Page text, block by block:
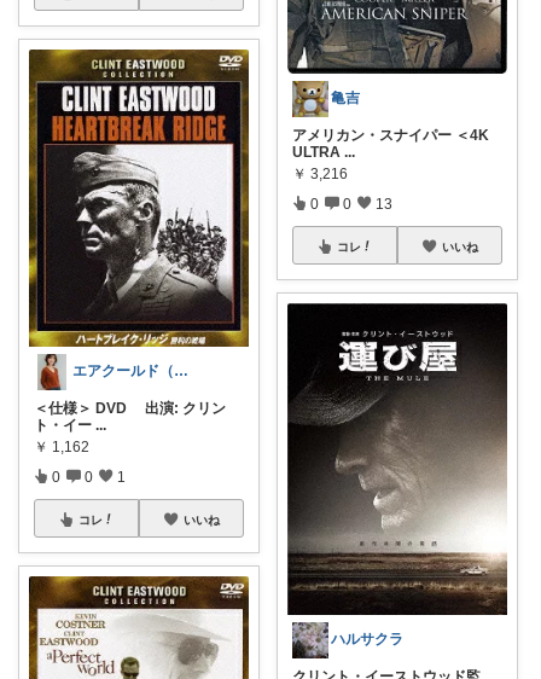
エアクールド（日用品、雑貨紹介）
＜仕様＞ DVD 出演: クリン
ト・イー ...
￥ 1,162
0 0 1
コレ いいね
亀吉
アメリカン・スナイパー ＜4K
ULTRA ...
￥ 3,216
0 0 13
コレ いいね
ハルサクラ